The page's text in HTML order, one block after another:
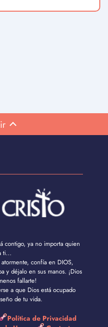
contigo, ya no importa quien
ti...
confía en DIOS,
y déjalo en sus manos. ¡Dios
fallarte!
a que Dios está ocupado
de tu vida.
Política de Privacidad